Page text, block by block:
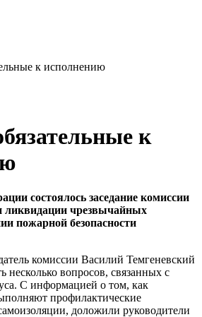
к
состоялось заседание комиссии
ликвидации чрезвычайных
пожарной безопасности
комиссии Василий Темгеневский
несколько вопросов, связанных с
С информацией о том, как
профилактические
доложили руководители
к исполнению